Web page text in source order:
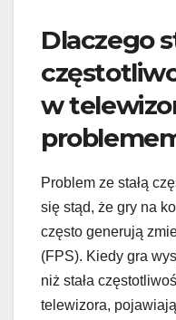
Dlaczego
w
Problem ze stałą
się stąd, że gry na
często generują
(FPS). Kiedy gra
niż stała
telewizora,